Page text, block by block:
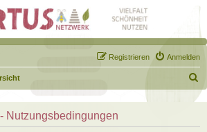
Anmelden
Registrieren
u
h
Nutzungsbedingungen